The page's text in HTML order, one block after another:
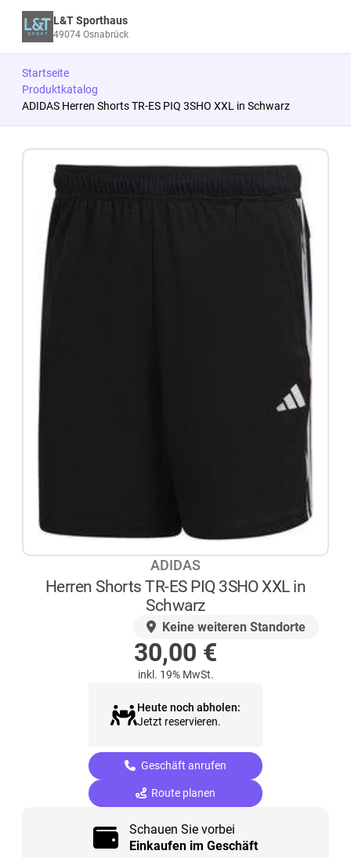
L&T Sporthaus
49074 Osnabrück
Startseite
Produktkatalog
ADIDAS Herren Shorts TR-ES PIQ 3SHO XXL in Schwarz
ADIDAS
Herren Shorts TR-ES PIQ 3SHO XXL in
Schwarz
Keine weiteren Standorte
30,00 €
inkl. 19% MwSt.
Heute noch abholen:
Jetzt reservieren.
Geschäft anrufen
Route planen
Schauen Sie vorbei
Einkaufen im Geschäft